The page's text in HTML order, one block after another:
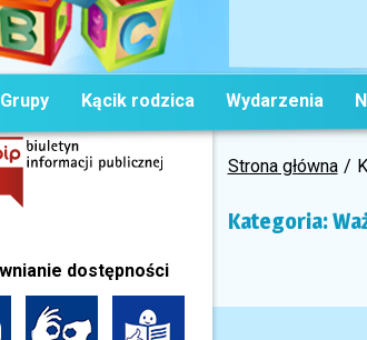
Grupy Kącik rodzica Wydarzenia
dostępności
Strona główna
Kategoria: